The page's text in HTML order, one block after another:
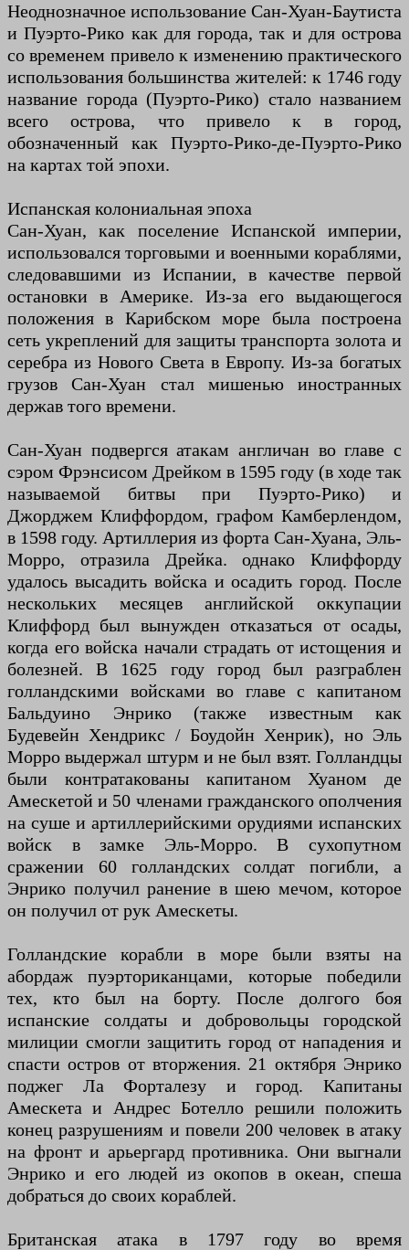
Неоднозначное использование Сан-Хуан-Баутиста
и Пуэрто-Рико как для города, так и для острова
со временем привело к изменению практического
использования большинства жителей: к 1746 году
название города (Пуэрто-Рико) стало названием
всего острова, что привело к в город,
обозначенный как Пуэрто-Рико-де-Пуэрто-Рико
на картах той эпохи.
Испанская колониальная эпоха
Сан-Хуан, как поселение Испанской империи,
использовался торговыми и военными кораблями,
следовавшими из Испании, в качестве первой
остановки в Америке. Из-за его выдающегося
положения в Карибском море была построена
сеть укреплений для защиты транспорта золота и
серебра из Нового Света в Европу. Из-за богатых
грузов Сан-Хуан стал мишенью иностранных
держав того времени.
Сан-Хуан подвергся атакам англичан во главе с
сэром Фрэнсисом Дрейком в 1595 году (в ходе так
называемой битвы при Пуэрто-Рико) и
Джорджем Клиффордом, графом Камберлендом,
в 1598 году. Артиллерия из форта Сан-Хуана, Эль-
Морро, отразила Дрейка. однако Клиффорду
удалось высадить войска и осадить город. После
нескольких месяцев английской оккупации
Клиффорд был вынужден отказаться от осады,
когда его войска начали страдать от истощения и
болезней. В 1625 году город был разграблен
голландскими войсками во главе с капитаном
Бальдуино Энрико (также известным как
Будевейн Хендрикс / Боудойн Хенрик), но Эль
Морро выдержал штурм и не был взят. Голландцы
были контратакованы капитаном Хуаном де
Амескетой и 50 членами гражданского ополчения
на суше и артиллерийскими орудиями испанских
войск в замке Эль-Морро. В сухопутном
сражении 60 голландских солдат погибли, а
Энрико получил ранение в шею мечом, которое
он получил от рук Амескеты.
Голландские корабли в море были взяты на
абордаж пуэрториканцами, которые победили
тех, кто был на борту. После долгого боя
испанские солдаты и добровольцы городской
милиции смогли защитить город от нападения и
спасти остров от вторжения. 21 октября Энрико
поджег Ла Форталезу и город. Капитаны
Амескета и Андрес Ботелло решили положить
конец разрушениям и повели 200 человек в атаку
на фронт и арьергард противника. Они выгнали
Энрико и его людей из окопов в океан, спеша
добраться до своих кораблей.
Британская атака в 1797 году во время